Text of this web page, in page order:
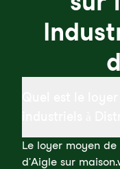
Le loyer moyen
d'Aigle sur